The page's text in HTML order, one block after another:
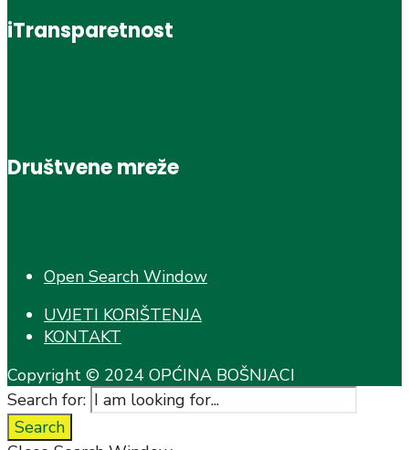
iTransparetnost
Društvene mreže
Open Search Window
UVJETI KORIŠTENJA
KONTAKT
Copyright © 2024 OPĆINA BOŠNJACI
Search for:
Search